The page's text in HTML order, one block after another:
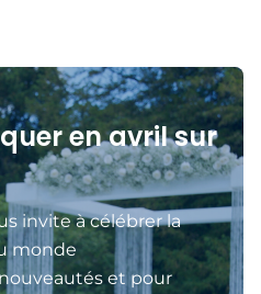
en avril sur
invite à célébrer la
monde
et pour